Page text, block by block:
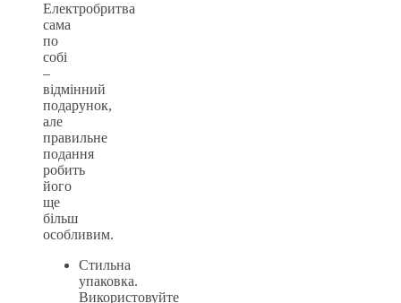
Електробритва
сама
по
собі
–
відмінний
подарунок,
але
правильне
подання
робить
його
ще
більш
особливим.
Стильна
упаковка.
Використовуйте